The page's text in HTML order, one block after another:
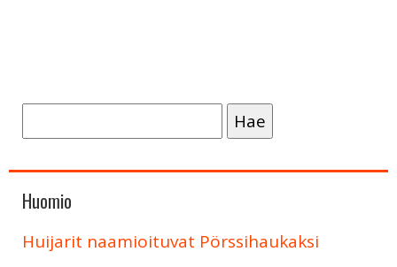
Huomio
Huijarit naamioituvat Pörssihaukaksi